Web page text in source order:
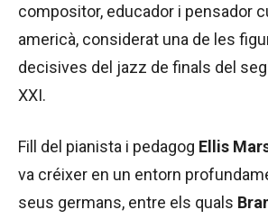
compositor, educador i pensador
americà, considerat una de les
decisives del jazz de finals del
XXI.
Fill del pianista i pedagog Ellis
va créixer en un entorn
seus germans, entre els quals